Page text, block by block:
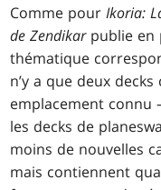
Comme pourIkoria:
de Zendikarpublie en
thématique
n’y a que deux
emplacement connu
les decks de
moins de nouvelles
mais contiennent